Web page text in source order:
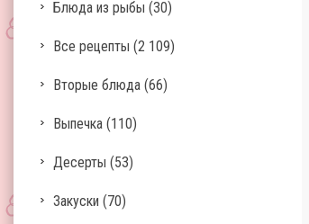
Блюда из рыбы (30)
Все рецепты (2 109)
Вторые блюда (66)
Выпечка (110)
Десерты (53)
Закуски (70)